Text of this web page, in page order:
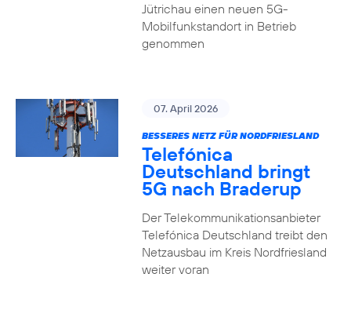
Jütrichau einen neuen 5G-
Mobilfunkstandort in Betrieb
genommen
07. April 2026
BESSERES NETZ FÜR NORDFRIESLAND
Telefónica
Deutschland bringt
5G nach Braderup
Der Telekommunikationsanbieter
Telefónica Deutschland treibt den
Netzausbau im Kreis Nordfriesland
weiter voran